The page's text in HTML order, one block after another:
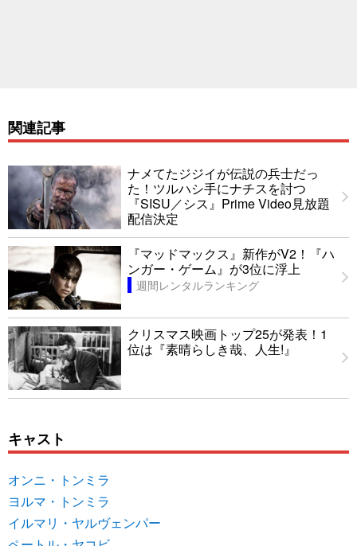
関連記事
ナメてたジジイが伝説の兵士だっ
た！ツルハシ手にナチスを討つ
『SISU／シス』Prime Video見放題
配信決定
『マッドマックス』新作がV2！『ハ
ンガー・ゲーム』が3位に浮上
週間レンタルランキング
クリスマス映画トップ25が発表！1
位は『素晴らしき哉、人生!』
キャスト
オンニ・トンミラ
ヨルマ・トンミラ
イルマリ・ヤルヴェンパー